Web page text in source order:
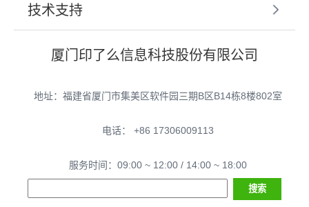
技术支持
厦门印了么信息科技股份有限公司
地址：福建省厦门市集美区软件园三期B区B14栋8楼802室
电话： +86 17306009113
服务时间：09:00 ~ 12:00 / 14:00 ~ 18:00